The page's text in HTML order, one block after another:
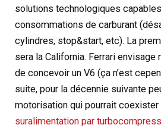
solutions technologiques
consommations de carburant
cylindres, stop&start, etc). La
sera la California. Ferrari
de concevoir un V6 (ça n’est
suite, pour la décennie suivante
motorisation qui pourrait coexister
suralimentation par